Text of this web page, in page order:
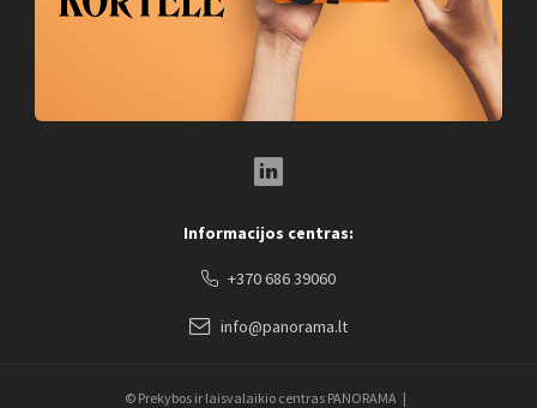
Informacijos centras:
+370 686 39060
info@panorama.lt
© Prekybos ir laisvalaikio centras PANORAMA